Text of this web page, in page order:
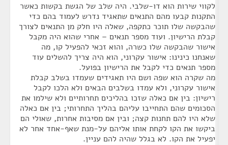
לקווי שירות הוא דו-שלבי. היה שלב של הגשת בקשות כאשר
התקנות קבעו מהם התנאים שתאגיד נדרש לעמוד בהם כדי
שהבקשה שלו תוכר כתקפה, שאלה היו חלק מן התנאים לצורך
קבלת הרישיון. ועוד מספר תנאים – אחרי שהוא היה מקבל
אישור שהבקשה שלו כשרה, והוא זכאי להפעיל קו, מה
שאנחנו כינינו: אישור עקרוני, הוא היה צריך להשלים עוד
מספר תנאים כדי לקבל את הרישיון בפועל.
מה שקרה הוא שפה ושם היו תאגידים שעמדו בשלב קבלת
אישור עקרוני, ולא עמדו בשלבים הבאים ולא הלכו לקבל
רישיון: בין אם כאלה שזכו בהליכים תחרותיים ולא שילמו את
הסכומים שהם התחייבו עליהם בהליך התחרותי; בין אם כאלה
שלא היו להם תחנות קצה; ובין אם מסיבות אחרות, שאולי הם
ביקשו את הקו לקחת אותו אליהם על-מנת שאף-אחד אחר לא
יפעיל את הקו. לא בגלל שהיה להם עניין.